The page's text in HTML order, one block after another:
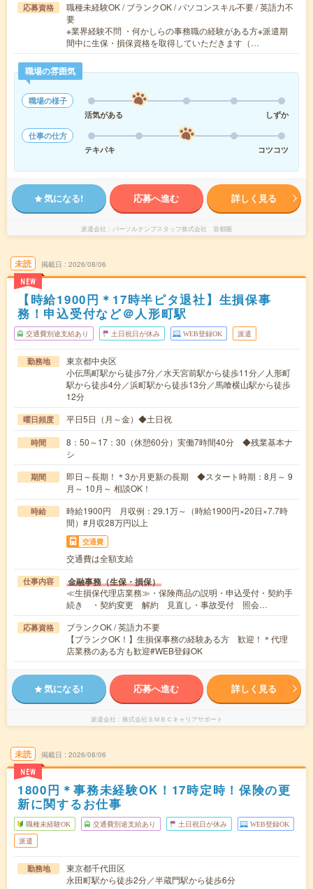
応募資格
職種未経験OK / ブランクOK / パソコンスキル不要 / 英語力不
要
※業界経験不問 ・何かしらの事務職の経験がある方※派遣期
間中に生保・損保資格を取得していただきます（…
職場の雰囲気
職場の様子
活気がある
しずか
仕事の仕方
テキパキ
コツコツ
気になる! 応募へ進む 詳しく見る
派遣会社 パーソルテンプスタッフ株式会社 首都圏
未読
NEW
掲載日 2026/08/06
【時給1900円＊17時半ピタ退社】生損保事
務！申込受付など＠人形町駅
交通費別途支給あり 土日祝日が休み WEB登録OK 派遣
勤務地
東京都中央区
小伝馬町駅から徒歩7分／水天宮前駅から徒歩11分／人形町
駅から徒歩4分／浜町駅から徒歩13分／馬喰横山駅から徒歩
12分
曜日頻度 平日5日（月～金）◆土日祝
時間
8：50～17：30（休憩60分）実働7時間40分 ◆残業基本ナ
シ
期間
即日～長期！＊3か月更新の長期 ◆スタート時期：8月～ 9
月～ 10月～ 相談OK！
時給
時給1900円 月収例：29.1万～（時給1900円×20日×7.7時
間）#月収28万円以上
交通費
交通費は全額支給
仕事内容 金融事務（生保・損保）
≪生損保代理店業務≫・保険商品の説明・申込受付・契約手
続き ・契約変更 解約 見直し・事故受付 照会…
応募資格
ブランクOK / 英語力不要
【ブランクOK！】生損保事務の経験ある方 歓迎！＊代理
店業務のある方も歓迎#WEB登録OK
気になる! 応募へ進む 詳しく見る
派遣会社 株式会社ＳＭＢＣキャリアサポート
未読
NEW
掲載日 2026/08/06
1800円＊事務未経験OK！17時定時！保険の更
新に関するお仕事
職種未経験OK 交通費別途支給あり 土日祝日が休み WEB登録OK
派遣
勤務地
東京都千代田区
永田町駅から徒歩2分／半蔵門駅から徒歩6分